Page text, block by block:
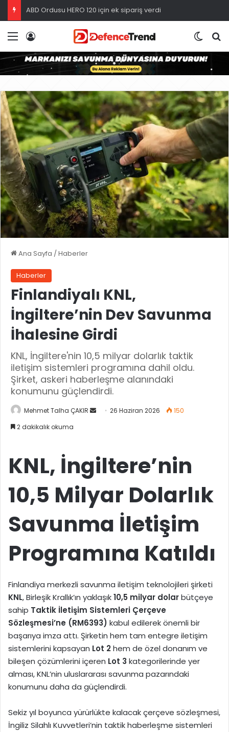
ABD Ordusu HERO 120 için ek sipariş verdi
Menü Dış
Ana Sayfa /Haberler
Haberler
Finlandiyalı KNL,
İngiltere’nin Dev Savunma
İhalesine Girdi
KNL, İngiltere'nin 10,5 milyar dolarlık taktik
iletişim sistemleri programına dahil oldu.
Şirket, askeri haberleşme alanındaki
konumunu güçlendirdi.
Mehmet Talha ÇAKIR
-
p
s
a
g
e
r
m
e
k
26 Haziran 2026
150
2 dakikalık okuma
KNL, İngiltere’nin
10,5 Milyar Dolarlık
Savunma İletişim
Programına Katıldı
Finlandiya merkezli savunma iletişim teknolojileri şirketi
KNL, Birleşik Krallık’ın yaklaşık10,5 milyar dolarbütçeye
sahip Taktik İletişim Sistemleri Çerçeve
Sözleşmesi’ne (RM6393) kabul edilerek önemli bir
başarıya imza attı. Şirketin hem tam entegre iletişim
sistemlerini kapsayan Lot 2hem de özel donanım ve
bileşen çözümlerini içeren Lot 3 kategorilerinde yer
alması, KNL’nin uluslararası savunma pazarındaki
konumunu daha da güçlendirdi.
Sekiz yıl boyunca yürürlükte kalacak çerçeve sözleşmesi,
İngiliz Silahlı Kuvvetleri’nin taktik haberleşme sistemleri